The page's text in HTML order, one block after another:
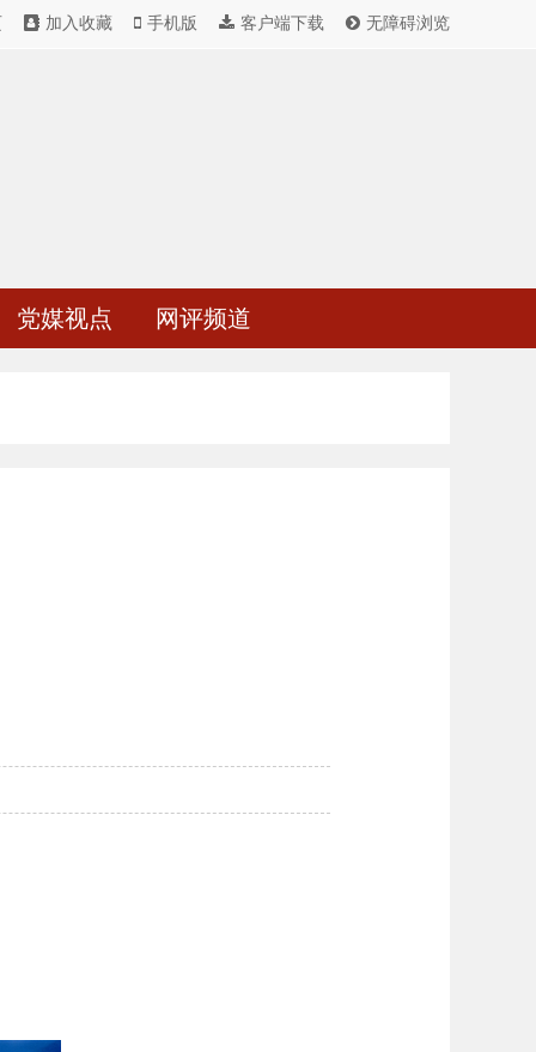
加入收藏 手机版 客户端下载 无障碍浏览
党媒视点 网评频道